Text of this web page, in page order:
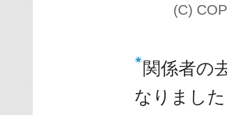
(C)
関係者の
なりまし